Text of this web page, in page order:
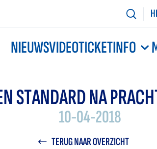
NIEUWSVIDEOTICKETINFO
STANDARD NA
10-04-2018
TERUG NAAR OVERZICHT